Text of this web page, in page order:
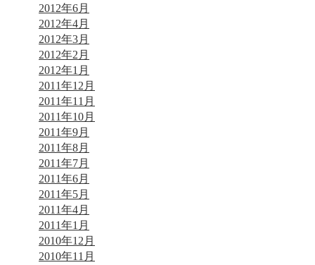
2012年6月
2012年4月
2012年3月
2012年2月
2012年1月
2011年12月
2011年11月
2011年10月
2011年9月
2011年8月
2011年7月
2011年6月
2011年5月
2011年4月
2011年1月
2010年12月
2010年11月